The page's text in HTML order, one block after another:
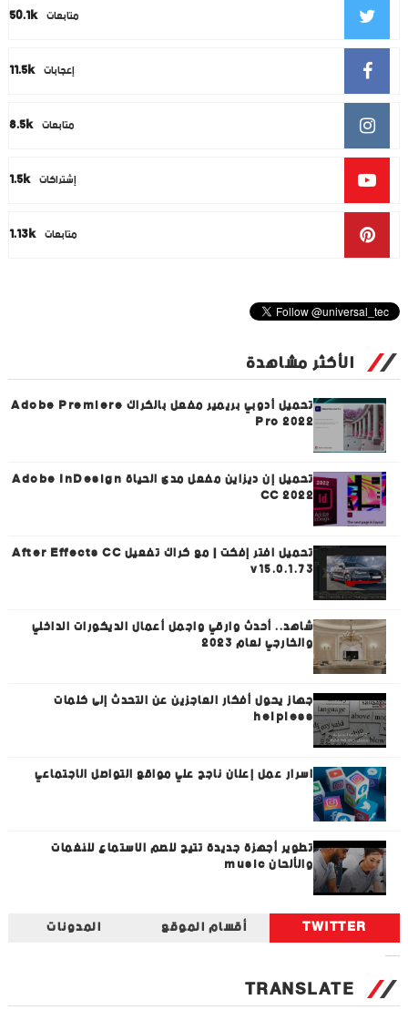
50.1k متابعات
11.5k إعجابات
8.5k متابعات
1.5k إشتراكات
1.13k متابعات
الأكثر مشاهدة
تحميل أدوبي بريمير مفعل بالكراك Adobe Premiere
Pro 2022
تحميل إن ديزاين مفعل مدى الحياة Adobe InDesign
CC 2022
تحميل افتر إفكت | مع كراك تفعيل After Effects CC
v15.0.1.73
شاهد.. أحدث وارقي واجمل أعمال الديكورات الداخلي
والخارجي لعام 2023
جهاز يحول أفكار العاجزين عن التحدث إلى كلمات
helpless
اسرار عمل إعلان ناجح علي مواقع التواصل الاجتماعي
تطوير أجهزة جديدة تتيح للصم الاستماع للنغمات
والألحان music
TWITTER أقسام الموقع المدونات
TRANSLATE